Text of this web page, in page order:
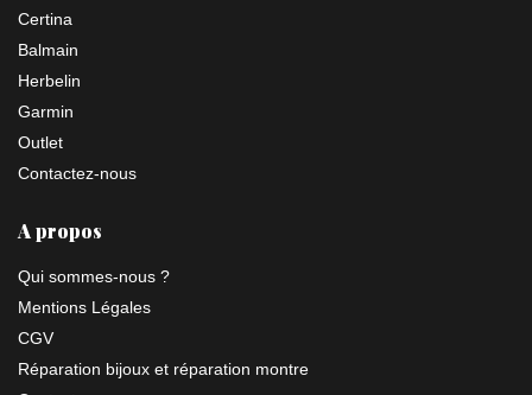
Certina
Balmain
Herbelin
Garmin
Outlet
Contactez-nous
A propos
Qui sommes-nous ?
Mentions Légales
CGV
Réparation bijoux et réparation montre